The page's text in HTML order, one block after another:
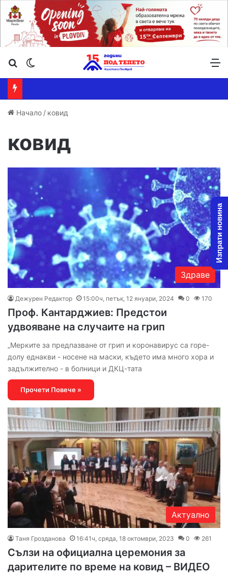
Търсене ...
Начало / ковид
ковид
Здраве
Дежурен Редактор 15:00ч, петък, 12 януари, 2024 0 170
Проф. Кантарджиев: Предстои
удвояване на случаите на грип
„Мерките за предпазване от грип и коронавирус са горе-
долу еднакви - носене на маски, където има много хора и
задължително - в болници и ДКЦ-тата
Прочети Повече »
Актуално
Таня Грозданова 16:41ч, сряда, 18 октомври, 2023 0 261
Сълзи на официална церемония за
дарителите по време на ковид – ВИДЕО
Изпрати новина